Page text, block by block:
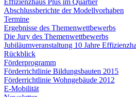
Abschlussberichte der Modellvorhaben
Termine
Ergebnisse des Themenwettbewerbs
Die Jury des Themenwettbewerbs
Jubiläumveranstaltung 10 Jahre
Rückblick
Förderprogramm
Förderrichtlinie Bildungsbauten 2015
Förderrichtlinie Wohngebäude 2012
E-Mobilität